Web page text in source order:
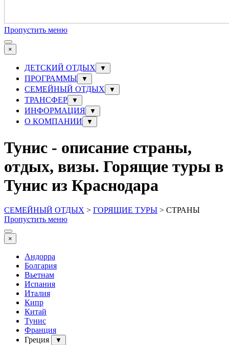
Пропустить меню
×
ДЕТСКИЙ ОТДЫХ ▼
ПРОГРАММЫ ▼
СЕМЕЙНЫЙ ОТДЫХ ▼
ТРАНСФЕР ▼
ИНФОРМАЦИЯ ▼
О КОМПАНИИ ▼
Тунис - описание страны,
отдых, визы. Горящие туры в
Тунис из Краснодара
СЕМЕЙНЫЙ ОТДЫХ > ГОРЯЩИЕ ТУРЫ > СТРАНЫ
Пропустить меню
×
Андорра
Болгария
Вьетнам
Испания
Италия
Кипр
Китай
Тунис
Франция
Греция
▼